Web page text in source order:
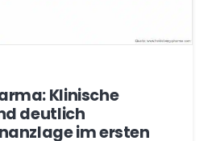
Klinische
deutlich
im ersten